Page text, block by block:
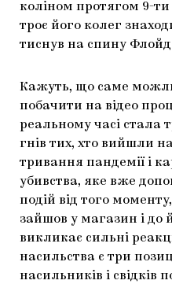
коліном протягом 9-
троє його колег
тиснув на спину
Кажуть, що саме
побачити на відео
реальному часі стала
гнів тих, хто вийшли
тривання пандемії і
убивства, яке вже
подій від того
зайшов у магазин і до
викликає сильні
насильства є три
насильників і свідків